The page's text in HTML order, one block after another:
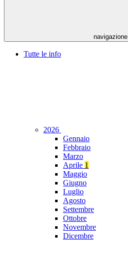
navigazione
Tutte le info
2026
Gennaio
Febbraio
Marzo
Aprile 1
Maggio
Giugno
Luglio
Agosto
Settembre
Ottobre
Novembre
Dicembre